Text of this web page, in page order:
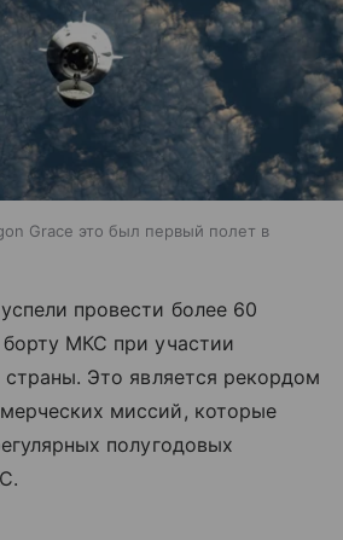
Grace это был первый полет в
провести более 60
МКС при участии
страны. Это является рекордом
миссий, которые
полугодовых